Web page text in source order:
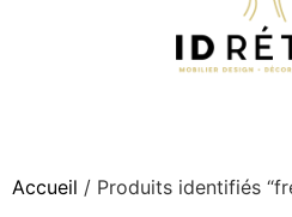
Accueil / Produits identifiés